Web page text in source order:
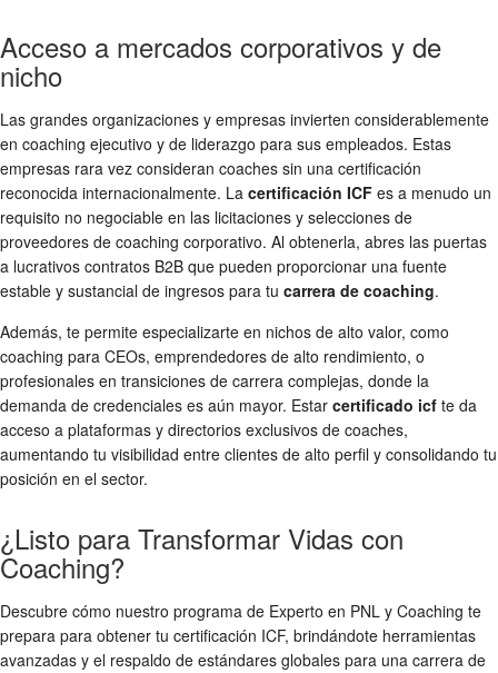
Acceso a mercados corporativos y de
nicho
Las grandes organizaciones y empresas invierten considerablemente
en coaching ejecutivo y de liderazgo para sus empleados. Estas
empresas rara vez consideran coaches sin una certificación
reconocida internacionalmente. La certificación ICF es a menudo un
requisito no negociable en las licitaciones y selecciones de
proveedores de coaching corporativo. Al obtenerla, abres las puertas
a lucrativos contratos B2B que pueden proporcionar una fuente
estable y sustancial de ingresos para tu carrera de coaching.
Además, te permite especializarte en nichos de alto valor, como
coaching para CEOs, emprendedores de alto rendimiento, o
profesionales en transiciones de carrera complejas, donde la
demanda de credenciales es aún mayor. Estar certificado icf te da
acceso a plataformas y directorios exclusivos de coaches,
aumentando tu visibilidad entre clientes de alto perfil y consolidando tu
posición en el sector.
¿Listo para Transformar Vidas con
Coaching?
Descubre cómo nuestro programa de Experto en PNL y Coaching te
prepara para obtener tu certificación ICF, brindándote herramientas
avanzadas y el respaldo de estándares globales para una carrera de